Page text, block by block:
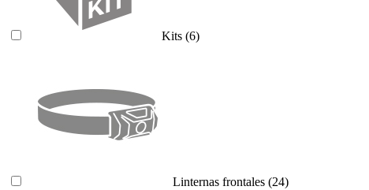
Kits (6)
Linternas frontales (24)